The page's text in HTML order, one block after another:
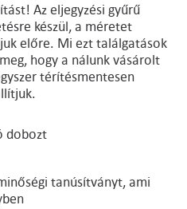
Az eljegyzési gyűrű
készül, a méretet
előre. Mi ezt találgatások
hogy a nálunk vásárolt
térítésmentesen
dobozt
tanúsítványt, ami